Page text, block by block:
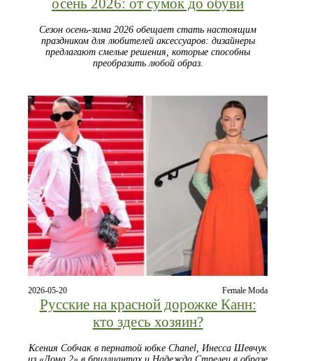
осень 2026: от сумок до обуви
Сезон осень-зима 2026 обещает стать настоящим
праздником для любителей аксессуаров: дизайнеры
предлагают смелые решения, которые способны
преобразить любой образ.
2026-05-20 Female Moda
Русские на красной дорожке Канн:
кто здесь хозяин?
Ксения Собчак в пернатой юбке Chanel, Инесса Шевчук